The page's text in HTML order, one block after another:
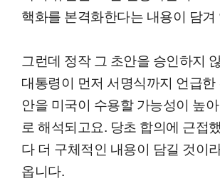
핵화를 본격화한다는 내용이 담겨
그런데 정작 그 초안을 승인하지
대통령이 먼저 서명식까지 언급한
안을 미국이 수용할 가능성이 높
로 해석되고요. 당초 합의에 근접
다 더 구체적인 내용이 담길 것이
옵니다.